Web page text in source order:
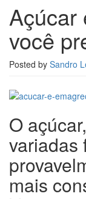
Açúcar
você
Posted by Sandro
O
variadas
mais